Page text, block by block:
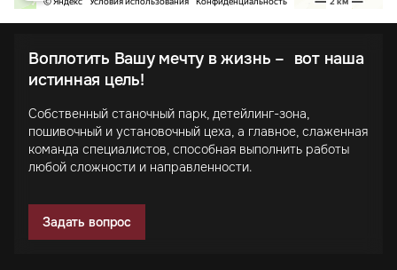
Воплотить Вашу мечту в жизнь – вот наша
истинная цель!
Собственный станочный парк, детейлинг-зона,
пошивочный и установочный цеха, а главное, слаженная
команда специалистов, способная выполнить работы
любой сложности и направленности.
Задать вопрос